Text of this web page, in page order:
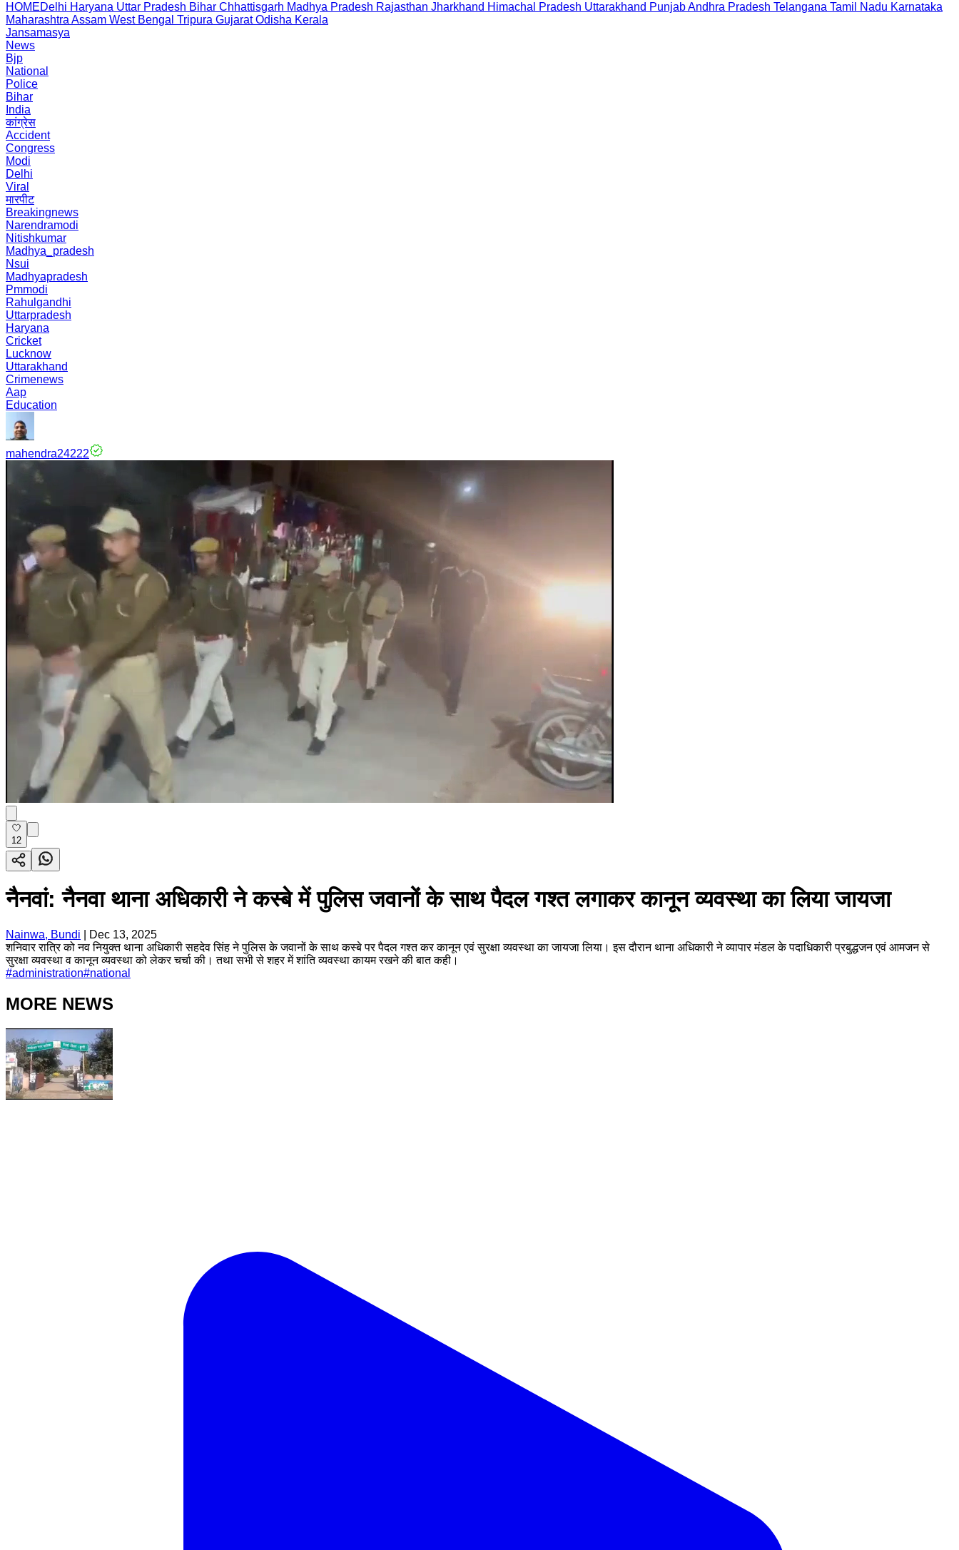
HOMEDelhi Haryana Uttar Pradesh Bihar Chhattisgarh Madhya Pradesh Rajasthan Jharkhand Himachal Pradesh Uttarakhand PunjabAndhra Pradesh Telangana Tamil Nadu Karnataka
Maharashtra Assam West Bengal Tripura Gujarat Odisha Kerala
Jansamasya
News
Bjp
National
Police
Bihar
India
कांग्रेस
Accident
Congress
Modi
Delhi
Viral
मारपीट
Breakingnews
Narendramodi
Nitishkumar
Madhya_pradesh
Nsui
Madhyapradesh
Pmmodi
Rahulgandhi
Uttarpradesh
Haryana
Cricket
Lucknow
Uttarakhand
Crimenews
Aap
Education
mahendra24222
12
नैनवां: नैनवा थाना अधिकारी ने कस्बे में पुलिस जवानों के साथ पैदल गश्त लगाकर कानून व्यवस्था का लिया जायजा
Nainwa, Bundi
Dec 13, 2025
शनिवार रात्रि को नव नियुक्त थाना अधिकारी सहदेव सिंह ने पुलिस के जवानों के साथ कस्बे पर पैदल गश्त कर कानून एवं सुरक्षा व्यवस्था का जायजा लिया। इस दौरान थाना अधिकारी ने व्यापार मंडल के पदाधिकारी प्रबुद्धजन एवं आमजन से
सुरक्षा व्यवस्था व कानून व्यवस्था को लेकर चर्चा की। तथा सभी से शहर में शांति व्यवस्था कायम रखने की बात कही।
#administration#national
MORE NEWS